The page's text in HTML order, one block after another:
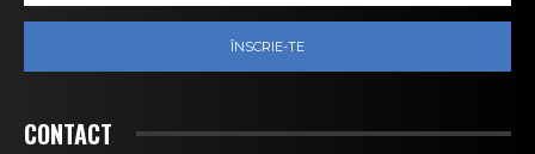
ÎNSCRIE-TE
CONTACT